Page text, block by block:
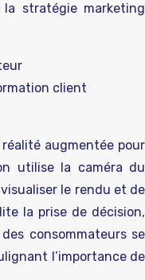
la stratégie marketing
client
augmentée pour
utilise la caméra du
le rendu et de
la prise de décision,
consommateurs se
l’importance de